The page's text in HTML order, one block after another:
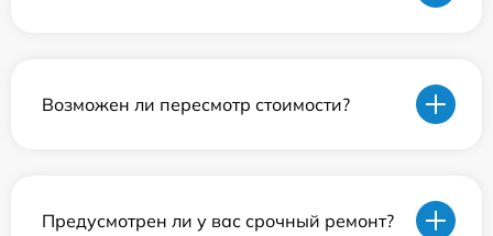
Возможен ли пересмотр стоимости?
Предусмотрен ли у вас срочный ремонт?